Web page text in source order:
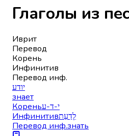
Иврит
Перевод
Корень
Инфинитив
Перевод инф.
יודע
знает
Кореньי-ד-ע
Инфинитивלָדַעַת
Перевод инф.знать